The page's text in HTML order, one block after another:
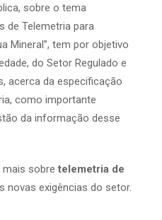
sobre o tema
de Telemetria para
Mineral”, tem por objetivo
do Setor Regulado e
acerca da especificação
como importante
da informação desse
sobre telemetria de
novas exigências do setor.